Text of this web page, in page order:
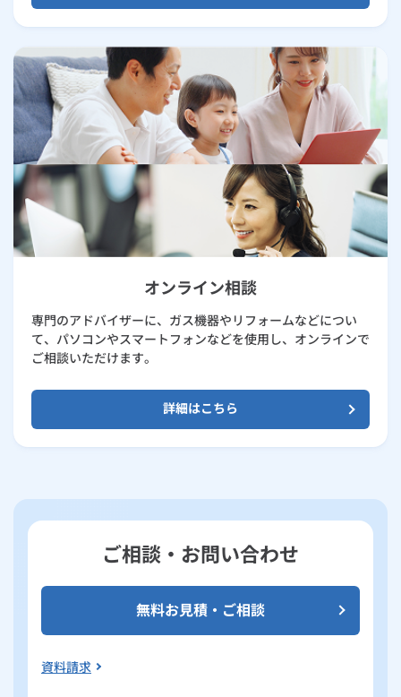
オンライン相談
専門のアドバイザーに、ガス機器やリフォームなどについ
て、パソコンやスマートフォンなどを使用し、オンラインで
ご相談いただけます。
詳細はこちら
ご相談・お問い合わせ
無料お見積・ご相談
資料請求